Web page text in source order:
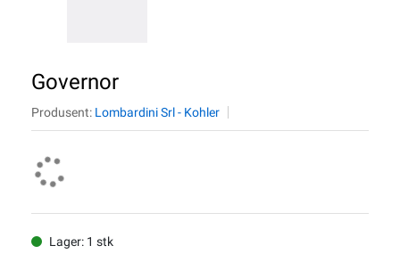
Governor
Produsent: Lombardini Srl - Kohler
Lager: 1 stk